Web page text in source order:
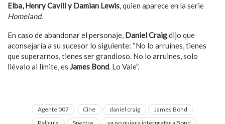
Elba, Henry Cavill y Damian Lewis, quien aparece en la serie
Homeland.
En caso de abandonar el personaje, Daniel Craigdijo que
aconsejaría a su sucesor lo siguiente: “No lo arruines, tienes
que superarnos, tienes ser grandioso. No lo arruines, solo
llévalo al límite, es James Bond. Lo Vale”.
Agente 007 Cine daniel craig
James Bond